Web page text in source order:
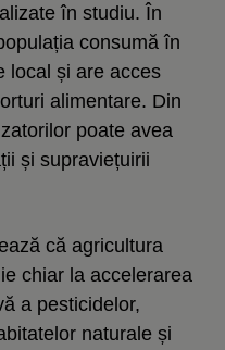
în studiu. În
consumă în
local și are acces
alimentare. Din
poate avea
și supraviețuirii
că agricultura
chiar la accelerarea
a pesticidelor,
naturale și